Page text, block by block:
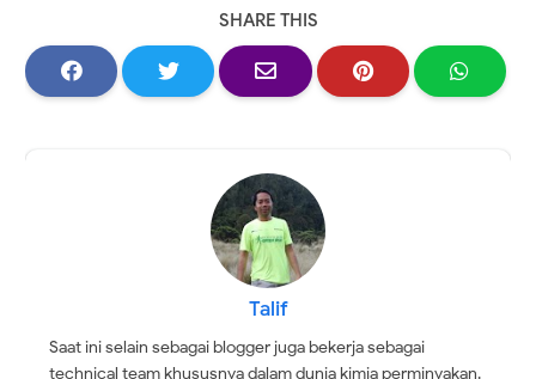
SHARE THIS
Talif
Saat ini selain sebagai blogger juga bekerja sebagai
technical team khususnya dalam dunia kimia perminyakan.